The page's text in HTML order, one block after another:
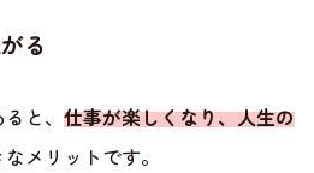
る
と、 仕事が楽しくなり、人生の
メリットです。